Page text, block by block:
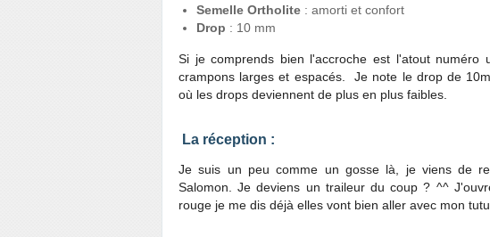
Semelle Ortholite : amorti et confort
Drop : 10 mm
Si je comprends bien l'accroche est l'atout
crampons larges et espacés. Je note le drop de
où les drops deviennent de plus en plus faibles.
La réception :
Je suis un peu comme un gosse là, je viens de
Salomon. Je deviens un traileur du coup ? ^^
rouge je me dis déjà elles vont bien aller avec mon